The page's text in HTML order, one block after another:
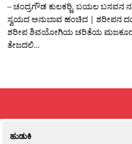
– ಚಂದ್ರಗೌಡ ಕುಲಕರ‍್ಣಿ. ಬಯಲ ಬಸವನ
ಸ್ವಯದ ಅನುಬಾವ ಹಂಚಿದ | ಶರೀಪನ
ಶರೀಪ ಶಿವಯೋಗಿಯ ಚರಿತೆಯ
ತೇಜದಲಿ...
ಹುಡುಕಿ